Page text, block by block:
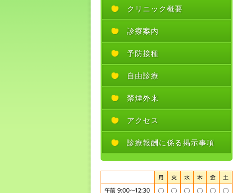
クリニック概要
診療案内
予防接種
自由診療
禁煙外来
アクセス
診療報酬に係る掲示事項